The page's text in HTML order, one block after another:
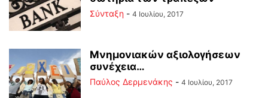
Σύνταξη - 4 Ιουλίου, 2017
Μνημονιακών αξιολογήσεων
συνέχεια…
Παύλος Δερμενάκης - 4 Ιουλίου, 2017